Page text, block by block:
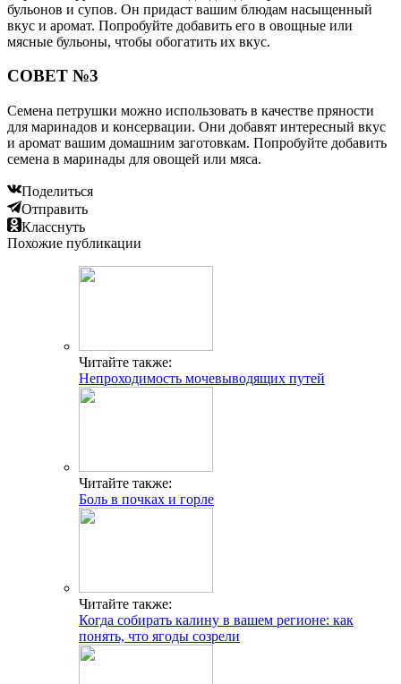
бульонов и супов. Он придаст вашим блюдам насыщенный
вкус и аромат. Попробуйте добавить его в овощные или
мясные бульоны, чтобы обогатить их вкус.
СОВЕТ №3
Семена петрушки можно использовать в качестве пряности
для маринадов и консервации. Они добавят интересный вкус
и аромат вашим домашним заготовкам. Попробуйте добавить
семена в маринады для овощей или мяса.
Поделиться
Отправить
Класснуть
Похожие публикации
Читайте также:
Непроходимость мочевыводящих путей
Читайте также:
Боль в почках и горле
Читайте также:
Когда собирать калину в вашем регионе: как
понять, что ягоды созрели